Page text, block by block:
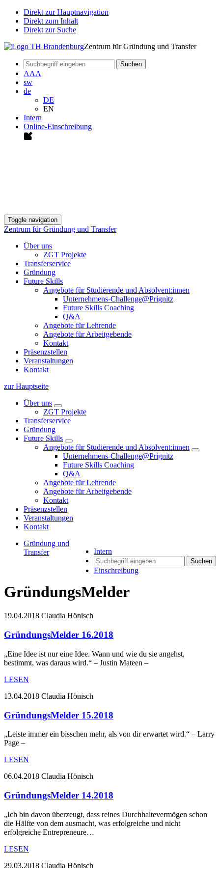
Direkt zur Hauptnavigation
Direkt zum Inhalt
Direkt zur Suche
Suchen
AAA
sw
de
DE
EN
Intern
Online-Einschreibung
Zentrum für Gründung und Transfer
Toggle navigation
Zentrum für Gründung und Transfer
Über uns
ZGT Projekte
Transferservice
Gründung
Future Skills
Angebote für Studierende und Absolvent:innen
Unternehmens-Challenge@Prignitz
Future Skills Coaching
Q&A
Angebote für Lehrende
Angebote für Arbeitgebende
Kontakt
Präsenzstellen
Veranstaltungen
Kontakt
zur Hauptseite
Über uns
ZGT Projekte
Transferservice
Gründung
Future Skills
Angebote für Studierende und Absolvent:innen
Unternehmens-Challenge@Prignitz
Future Skills Coaching
Q&A
Angebote für Lehrende
Angebote für Arbeitgebende
Kontakt
Präsenzstellen
Veranstaltungen
Kontakt
Intern
Suchen
Einschreibung
Gründung und
Transfer
GründungsMelder
19.04.2018 Claudia Hönisch
GründungsMelder 16.2018
„Eine Idee ist nur eine Idee. Wann und wie du sie angehst,
bestimmt, was daraus wird.“ – Justin Mateen –
LESEN
13.04.2018 Claudia Hönisch
GründungsMelder 15.2018
„Leiste immer ein bisschen mehr, als von dir erwartet wird.“ – Larry
Page –
LESEN
06.04.2018 Claudia Hönisch
GründungsMelder 14.2018
„Ich bin davon überzeugt, dass reines Durchhaltevermögen schon
die Hälfte von dem ausmacht, was erfolgreiche und nicht
erfolgreiche Entrepreneure…
LESEN
29.03.2018 Claudia Hönisch